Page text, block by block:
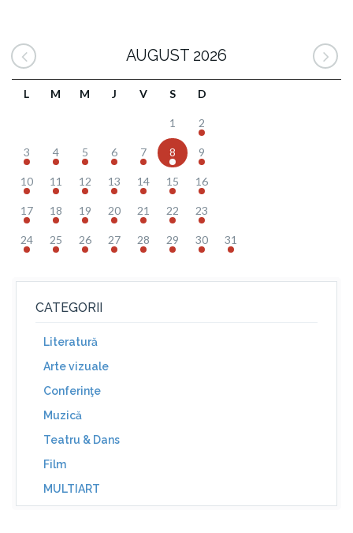
AUGUST 2026
L M M J V S D
1 2
3 4 5 6 7 8 9
10 11 12 13 14 15 16
17 18 19 20 21 22 23
24 25 26 27 28 29 30 31
CATEGORII
Literatură
Arte vizuale
Conferinţe
Muzică
Teatru & Dans
Film
MULTIART